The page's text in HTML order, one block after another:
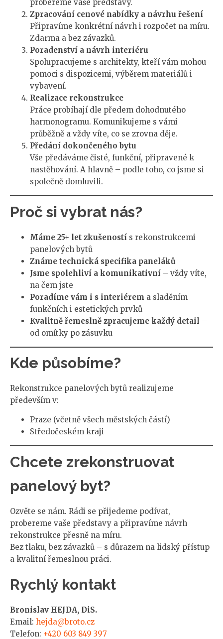
probereme vaše představy.
Zpracování cenové nabídky a návrhu řešení
Připravíme konkrétní návrh i rozpočet na míru.
Zdarma a bez závazků.
Poradenství a návrh interiéru
Spolupracujeme s architekty, kteří vám mohou
pomoci s dispozicemi, výběrem materiálů i
vybavení.
Realizace rekonstrukce
Práce probíhají dle předem dohodnutého
harmonogramu. Komunikujeme s vámi
průběžně a vždy víte, co se zrovna děje.
Předání dokončeného bytu
Vše předáváme čisté, funkční, připravené k
nastěhování. A hlavně – podle toho, co jsme si
společně domluvili.
Proč si vybrat nás?
Máme 25+ let zkušeností s rekonstrukcemi
panelových bytů
Známe technická specifika paneláků
Jsme spolehliví a komunikativní – vždy víte,
na čem jste
Poradíme vám i s interiérem a sladěním
funkčních i estetických prvků
Kvalitně řemeslně zpracujeme každý detail –
od omítky po zásuvku
Kde působíme?
Rekonstrukce panelových bytů realizujeme
především v:
Praze (včetně všech městských částí)
Středočeském kraji
Chcete zrekonstruovat
panelový byt?
Ozvěte se nám. Rádi se přijedeme podívat,
probereme vaše představy a připravíme návrh
rekonstrukce přesně na míru.
Bez tlaku, bez závazků – s důrazem na lidský přístup
a kvalitní řemeslnou práci.
Rychlý kontakt
Bronislav HEJDA, DiS.
Email: hejda@broto.cz
Telefon: +420 603 849 397